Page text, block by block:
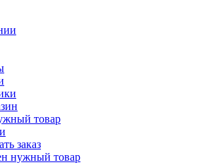
товар
заказ
нужный товар